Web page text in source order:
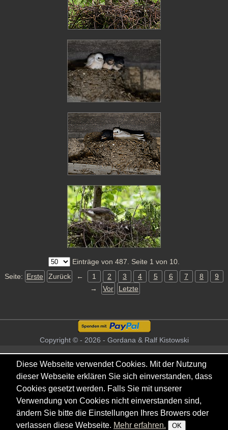
Einträge von 487. Seite 1 von 10.
Seite: Erste Zurück ← 1 2 3 4 5 6 7 8
9
→
Vor Letzte
Copyright © - 2026 - Gordana & Ralf Kistowski
Diese Webseite verwendet Cookies. Mit der Nutzung
dieser Webseite erklären Sie sich einverstanden, dass
Cookies gesetzt werden. Falls Sie mit unserer
Verwendung von Cookies nicht einverstanden sind,
ändern Sie bitte die Einstellungen Ihres Browers oder
verlassen diese Webseite. Mehr erfahren. OK